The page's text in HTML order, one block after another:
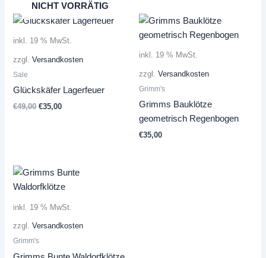
NICHT VORRÄTIG
inkl. 19 % MwSt.
zzgl.Versandkosten
Sale
Glückskäfer Lagerfeuer
€49,00 Ursprünglicher
€35,00Aktueller
inkl. 19 % MwSt.
zzgl. Versandkosten
Grimm's
Grimms Bauklötze
geometrisch Regenbogen
€35,00
inkl. 19 % MwSt.
zzgl.Versandkosten
Grimm's